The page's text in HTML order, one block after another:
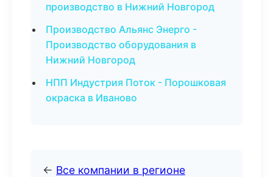
производство в Нижний Новгород
Производство Альянс Энерго -
Производство оборудования в
Нижний Новгород
НПП Индустрия Поток - Порошковая
окраска в Иваново
← Все компании в регионе